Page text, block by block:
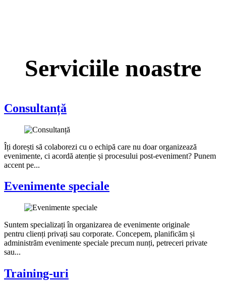
Serviciile noastre
Consultanță
Îți dorești să colaborezi cu o echipă care nu doar organizează
evenimente, ci acordă atenție și procesului post-eveniment? Punem
accent pe...
Evenimente speciale
Suntem specializați în organizarea de evenimente originale
pentru clienți privați sau corporate. Concepem, planificăm și
administrăm evenimente speciale precum nunți, petreceri private
sau...
Training-uri